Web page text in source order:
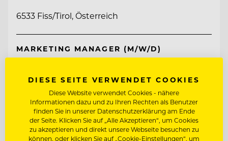
6533 Fiss/Tirol, Österreich
MARKETING MANAGER (M/W/D)
SOCIAL MEDIA SPECIALIST (M/W/D)
Entdecke alle Jobs
DIESE SEITE VERWENDET COOKIES
Diese Website verwendet Cookies - nähere
Informationen dazu und zu Ihren Rechten als Benutzer
finden Sie in unserer Datenschutzerklärung am Ende
der Seite. Klicken Sie auf „Alle Akzeptieren“, um Cookies
zu akzeptieren und direkt unsere Webseite besuchen zu
können, oder klicken Sie auf „Cookie-Einstellungen“, um